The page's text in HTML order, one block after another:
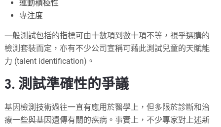
運動積極性
專注度
一般測試包括的指標可由十數項到數十項不等，視乎選購的
檢測套裝而定，亦有不少公司宣稱可藉此測試兒童的天賦能
力 (talent identification)。
3. 測試準確性的爭議
基因檢測技術過往一直有應用於醫學上，但多限於診斷和治
療一些與基因遺傳有關的疾病。事實上，不少專家對上述新